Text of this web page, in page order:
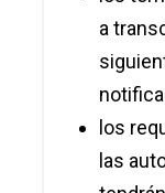
a
los
las